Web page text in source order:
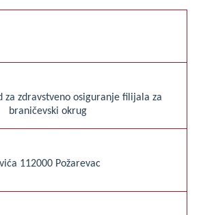
za zdravstveno osiguranje filijala za
braničevski okrug
112000 Požarevac